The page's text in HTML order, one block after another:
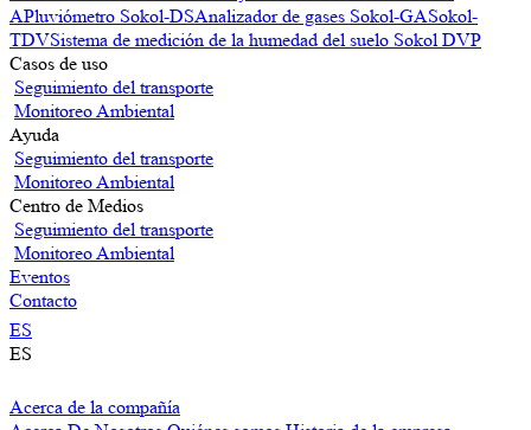
APluviómetro Sokol-DSAnalizador de gases Sokol-GASokol-
TDVSistema de medición de la humedad del suelo Sokol DVP
Casos de uso
Seguimiento del transporte
Monitoreo Ambiental
Ayuda
Seguimiento del transporte
Monitoreo Ambiental
Centro de Medios
Seguimiento del transporte
Monitoreo Ambiental
Eventos
Contacto
ES
ES
Acerca de la compañía